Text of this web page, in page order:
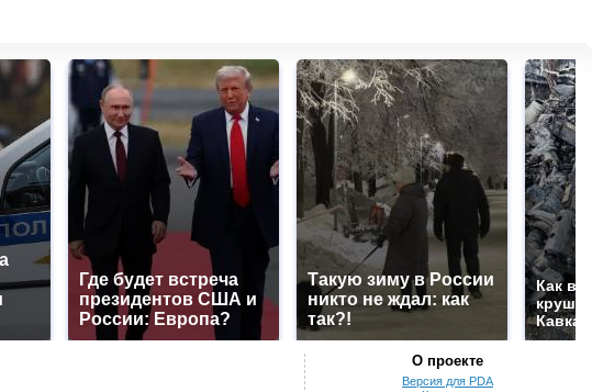
Где будет встреча
президентов США и
России: Европа?
Такую зиму в России
никто не ждал: как
так?!
Как
О проекте
Версия для PDA